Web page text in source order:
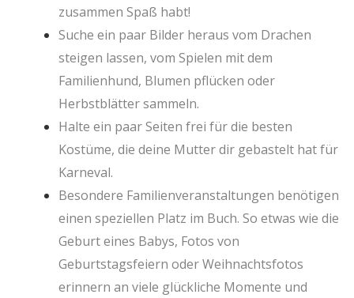
zusammen Spaß habt!
Suche ein paar Bilder heraus vom Drachen
steigen lassen, vom Spielen mit dem
Familienhund, Blumen pflücken oder
Herbstblätter sammeln.
Halte ein paar Seiten frei für die besten
Kostüme, die deine Mutter dir gebastelt hat für
Karneval.
Besondere Familienveranstaltungen benötigen
einen speziellen Platz im Buch. So etwas wie die
Geburt eines Babys, Fotos von
Geburtstagsfeiern oder Weihnachtsfotos
erinnern an viele glückliche Momente und